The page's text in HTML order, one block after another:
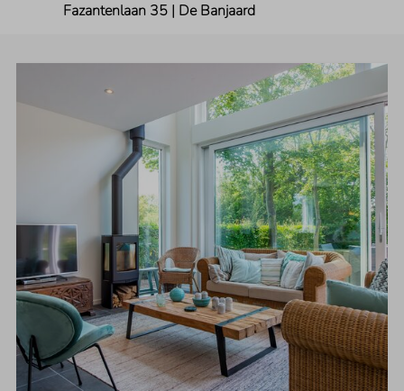
Fazantenlaan 35 | De Banjaard